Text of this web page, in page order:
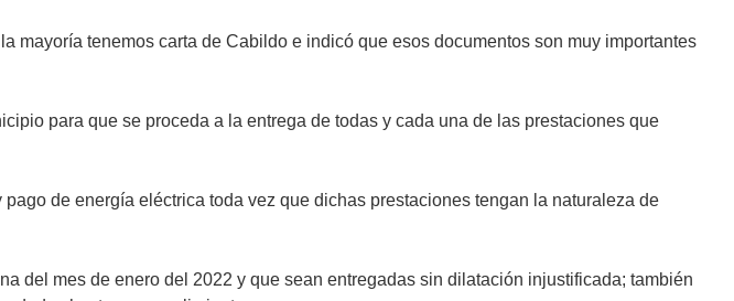
mayoría tenemos carta de Cabildo e indicó que esos documentos son muy importantes
para que se proceda a la entrega de todas y cada una de las prestaciones que
de energía eléctrica toda vez que dichas prestaciones tengan la naturaleza de
del mes de enero del 2022 y que sean entregadas sin dilatación injustificada; también